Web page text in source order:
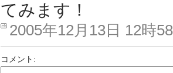
てみます！
2005年12月13日 12時
コメント: